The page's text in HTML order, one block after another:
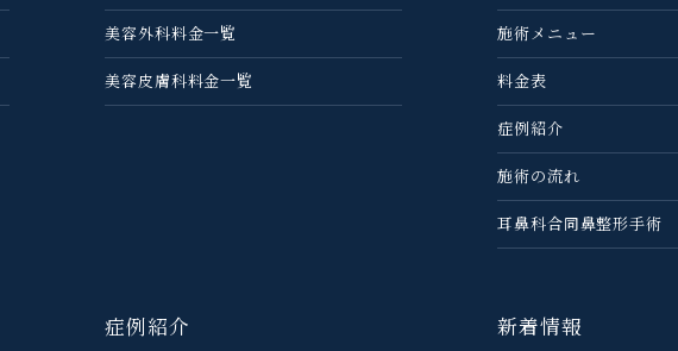
美容外科料金一覧
美容皮膚科料金一覧
施術メニュー
料金表
症例紹介
施術の流れ
耳鼻科合同鼻整形手術
症例紹介 新着情報